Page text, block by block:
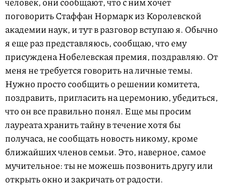
поговорить Стаффан Нормарк из Королевской
академии наук, и тут в разговор вступаю я. Обычно
я еще раз представляюсь, сообщаю, что ему
присуждена Нобелевская премия, поздравляю. От
меня не требуется говорить на личные темы.
Нужно просто сообщить о решении комитета,
поздравить, пригласить на церемонию, убедиться,
что он все правильно понял. Еще мы просим
лауреата хранить тайну в течение хотя бы
получаса, не сообщать новость никому, кроме
ближайших членов семьи. Это, наверное, самое
мучительное: ты не можешь позвонить другу или
открыть окно и закричать от радости.